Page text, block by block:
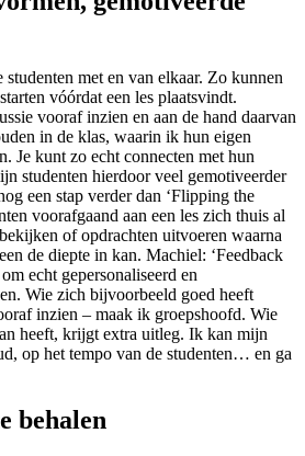
met en van elkaar. Zo kunnen
vóórdat een les plaatsvindt.
vooraf inzien en aan de hand daarvan
in de klas, waarin ik hun eigen
Je kunt zo echt connecten met hun
studenten hierdoor veel gemotiveerder
een stap verder dan ‘Flipping the
voorafgaand aan een les zich thuis al
of opdrachten uitvoeren waarna
de diepte in kan. Machiel: ‘Feedback
echt gepersonaliseerd en
Wie zich bijvoorbeeld goed heeft
inzien – maak ik groepshoofd. Wie
heeft, krijgt extra uitleg. Ik kan mijn
op het tempo van de studenten… en ga
behalen